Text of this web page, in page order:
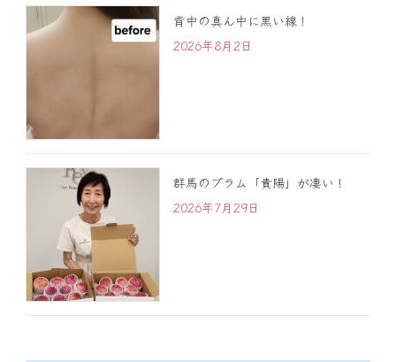
背中の真ん中に黒い線！
2026年8月2日
群馬のプラム「貴陽」が凄い！
2026年7月29日